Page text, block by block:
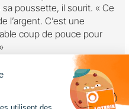
poussette, il sourit. « Ce
l’argent. C’est une
coup de pouce pour